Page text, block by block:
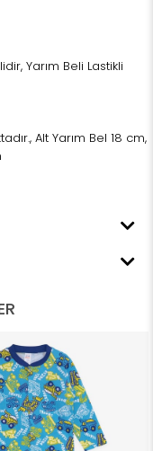
Yarım Beli Lastikli
Alt Yarım Bel 18 cm,